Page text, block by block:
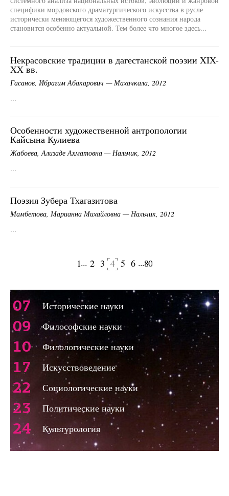
специфики мордовского драматургического искусства в русле
исторически меняющегося художественного сознания народа
становится особенно актуальной. Тем более что многое здесь...
Некрасовские традиции в дагестанской поэзии XIX-
XX вв.
Гасанов, Ибрагим Абакарович — Махачкала, 2012
...
Особенности художественной антропологии
Кайсына Кулиева
Жабоева, Ализаде Ахматовна — Нальчик, 2012
...
Поэзия Зубера Тхагазитова
Мамбетова, Марианна Михайловна — Нальчик, 2012
...
1... 2 3 4 5 6 ...80
07 Исторические науки
09 Философские науки
10 Филологические науки
17 Искусствоведение
22 Социологические науки
23 Политические науки
24 Культурология